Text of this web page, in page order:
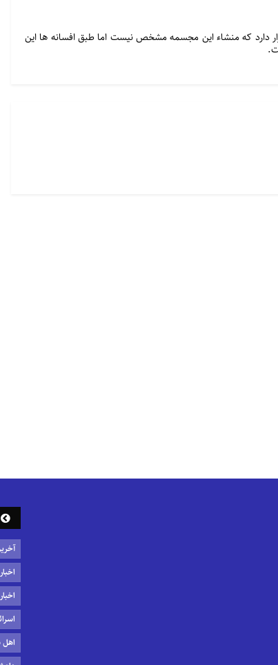
دارد که منشاء این مجسمه مشخص نیست اما طبق افسانه ها این